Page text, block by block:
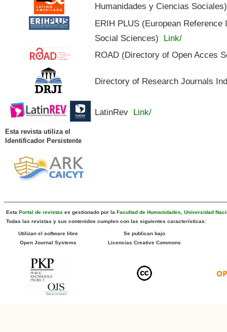
Humanidades y Ciencias Sociales)
ERIH PLUS (European
Social Sciences) Link/
ROAD (Directory of Open Acces
Directory of Research Journals
LatinRev Link/
Esta revista utiliza el
Identificador Persistente
Esta Portal de revistas es gestionado por la Facultad de Humanidades
Universidad
Todas las revistas y sus contenidos cumplen con las siguientes características:
Utilizan el software libre
Open Journal Systems
Se publican bajo
Licencias Creative Commons